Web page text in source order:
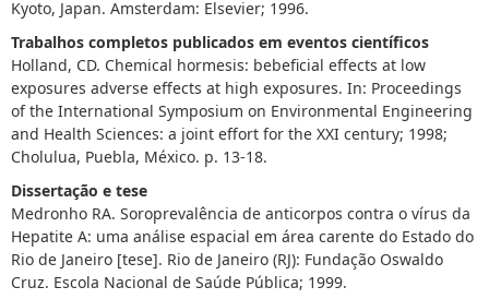
Kyoto, Japan. Amsterdam: Elsevier; 1996.
Trabalhos completos publicados em eventos científicos
Holland, CD. Chemical hormesis: bebeficial effects at low
exposures adverse effects at high exposures. In: Proceedings
of the International Symposium on Environmental Engineering
and Health Sciences: a joint effort for the XXI century; 1998;
Cholulua, Puebla, México. p. 13-18.
Dissertação e tese
Medronho RA. Soroprevalência de anticorpos contra o vírus da
Hepatite A: uma análise espacial em área carente do Estado do
Rio de Janeiro [tese]. Rio de Janeiro (RJ): Fundação Oswaldo
Cruz. Escola Nacional de Saúde Pública; 1999.